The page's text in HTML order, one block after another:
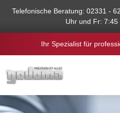
springen
Telefonische Beratung: 02331 -
Uhr und Fr:
Ihr Spezialist für